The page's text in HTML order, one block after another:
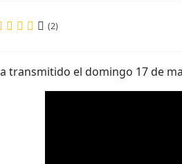
(2)
transmitido el domingo 17 de